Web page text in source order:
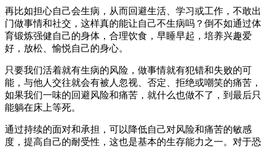
再比如担心自己会生病，从而回避生活、学习或工作，不敢出
门做事情和社交，这样真的能让自己不生病吗？倒不如通过体
育锻炼强健自己的身体，合理饮食，早睡早起，培养兴趣爱
好，放松、愉悦自己的身心。
只要我们活着就有生病的风险，做事情就有犯错和失败的可
能，与他人交往就会有被人忽视、否定、拒绝或嘲笑的痛苦，
如果我们一味的回避风险和痛苦，就什么也做不了，到最后只
能躺在床上等死。
通过持续的面对和承担，可以降低自己对风险和痛苦的敏感
度，提高自己的耐受性，这也是基本的生存能力之一。对于恐